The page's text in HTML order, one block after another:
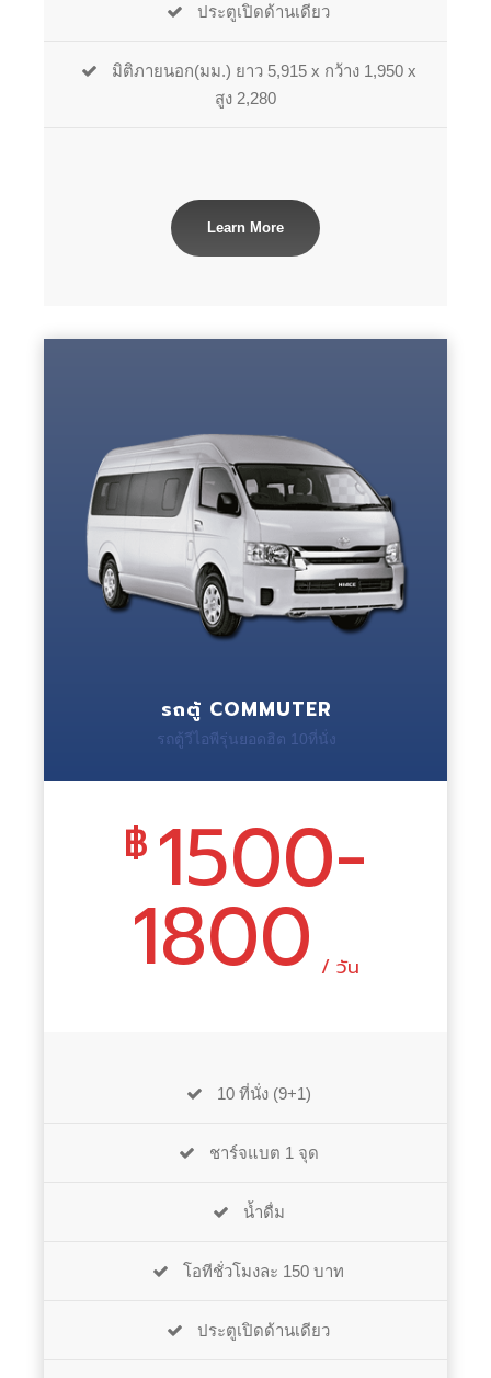
ประตูเปิดด้านเดียว
มิติภายนอก(มม.) ยาว 5,915 x กว้าง 1,950 x
สูง 2,280
Learn More
รถตู้ COMMUTER
รถตู้วีไอพีรุ่นยอดฮิต 10ที่นั่ง
฿ 1500-
1800 / วัน
10 ที่นั่ง (9+1)
ชาร์จแบต 1 จุด
น้ำดื่ม
โอทีชั่วโมงละ 150 บาท
ประตูเปิดด้านเดียว